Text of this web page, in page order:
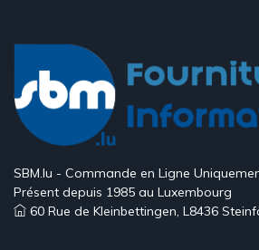
SBM.lu - Commande en Ligne
Présent depuis 1985 au Luxembourg
60 Rue de Kleinbettingen, L8436